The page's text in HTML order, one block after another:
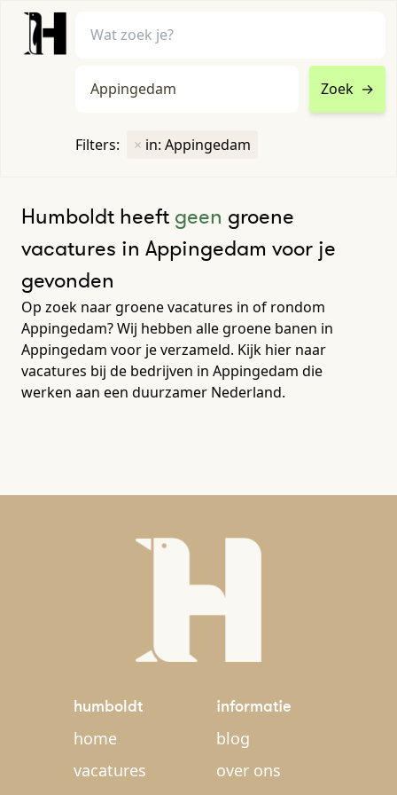
Zoek →
Filters: × in: Appingedam
Humboldt heeft geen groene
vacatures in Appingedam voor je
gevonden
Op zoek naar groene vacatures in of rondom
Appingedam? Wij hebben alle groene banen in
Appingedam voor je verzameld. Kijk hier naar
vacatures bij de bedrijven in Appingedam die
werken aan een duurzamer Nederland.
humboldt
home
vacatures
informatie
blog
over ons